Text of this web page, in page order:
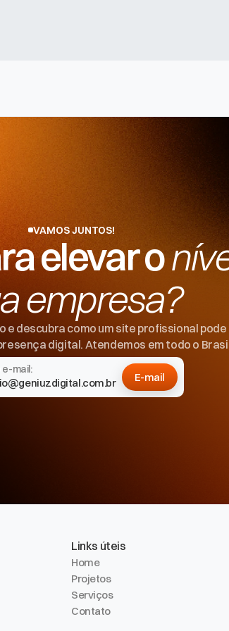
VAMOS JUNTOS!
elevar o
empresa?
e descubra como um site profissional pode
digital. Atendemos em todo o
mail:
E-mail
Links úteis
Home
Projetos
Serviços
Contato